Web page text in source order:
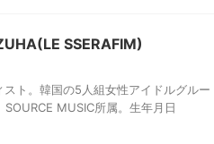
SSERAFIM)
ト。韓国の5人組女性アイドルグルー
SOURCE MUSIC所属。生年月日